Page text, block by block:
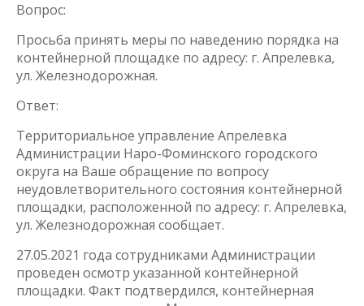
Вопрос:
Просьба принять меры по наведению порядка на
контейнерной площадке по адресу: г. Апрелевка,
ул. Железнодорожная.
Ответ:
Территориальное управление Апрелевка
Администрации Наро-Фоминского городского
округа на Ваше обращение по вопросу
неудовлетворительного состояния контейнерной
площадки, расположенной по адресу: г. Апрелевка,
ул. Железнодорожная сообщает.
27.05.2021 года сотрудниками Администрации
проведен осмотр указанной контейнерной
площадки. Факт подтвердился, контейнерная